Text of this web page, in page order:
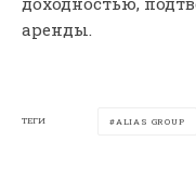
аренды.
ТЕГИ ALIAS GROUP